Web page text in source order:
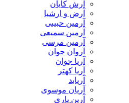
آرش کایان
​آرض و ارشیا
آرمین حبیبی
آرمین سمیعی
آرمین مرسی
آروان جوان
آریا جوان
آریا کهتر
آریابد
آریان موسوی
آرین یاری